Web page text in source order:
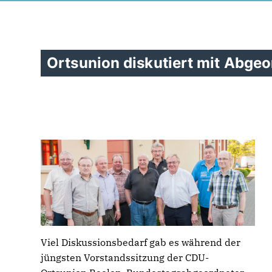
Ortsunion diskutiert mit
Viel Diskussionsbedarf gab es während der
jüngsten Vorstandssitzung der CDU-